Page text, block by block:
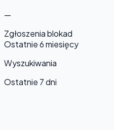
—
Zgłoszenia blokad
Ostatnie 6 miesięcy
Wyszukiwania
Ostatnie 7 dni